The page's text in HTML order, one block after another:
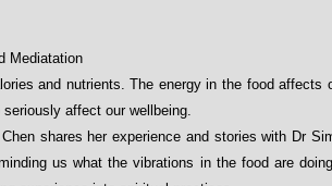
Mediatation
and nutrients. The energy in the food affects
affect our wellbeing.
shares her experience and stories with Dr
us what the vibrations in the food are